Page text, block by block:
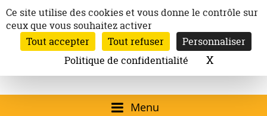
au
contenu
Ville de
Launaguet
Site officiel de la
Mairie de
Launaguet (31140)
Inscription à la newsletter
Email:
Rechercher
Menu
Panneau de gestion des cookies
Ce site utilise des cookies et vous donne le contrôle sur
ceux que vous souhaitez activer
Tout accepter
Tout refuser
Personnaliser
Politique de confidentialité
XMasquer